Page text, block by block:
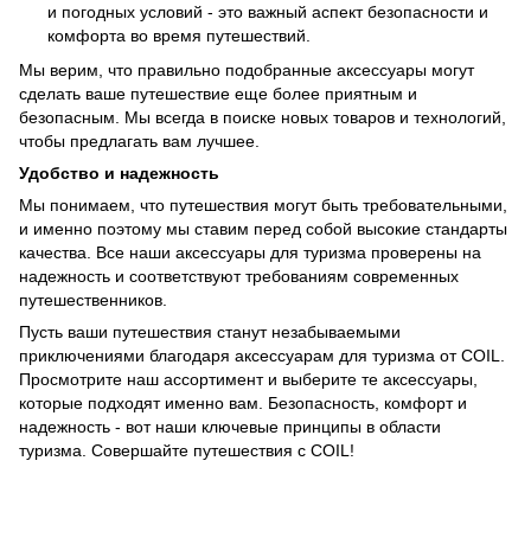
и погодных условий - это важный аспект безопасности и
комфорта во время путешествий.
Мы верим, что правильно подобранные аксессуары могут
сделать ваше путешествие еще более приятным и
безопасным. Мы всегда в поиске новых товаров и технологий,
чтобы предлагать вам лучшее.
Удобство и надежность
Мы понимаем, что путешествия могут быть требовательными,
и именно поэтому мы ставим перед собой высокие стандарты
качества. Все наши аксессуары для туризма проверены на
надежность и соответствуют требованиям современных
путешественников.
Пусть ваши путешествия станут незабываемыми
приключениями благодаря аксессуарам для туризма от COIL.
Просмотрите наш ассортимент и выберите те аксессуары,
которые подходят именно вам. Безопасность, комфорт и
надежность - вот наши ключевые принципы в области
туризма. Совершайте путешествия с COIL!